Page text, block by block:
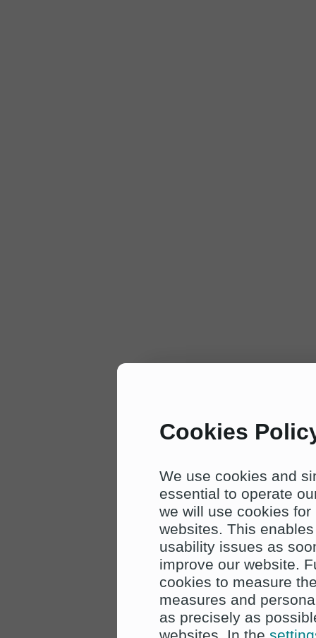
Cookies
We use cookies and
essential to operate
we will use cookies
websites. This
usability issues as
improve our website.
cookies to measure
measures and
as precisely as